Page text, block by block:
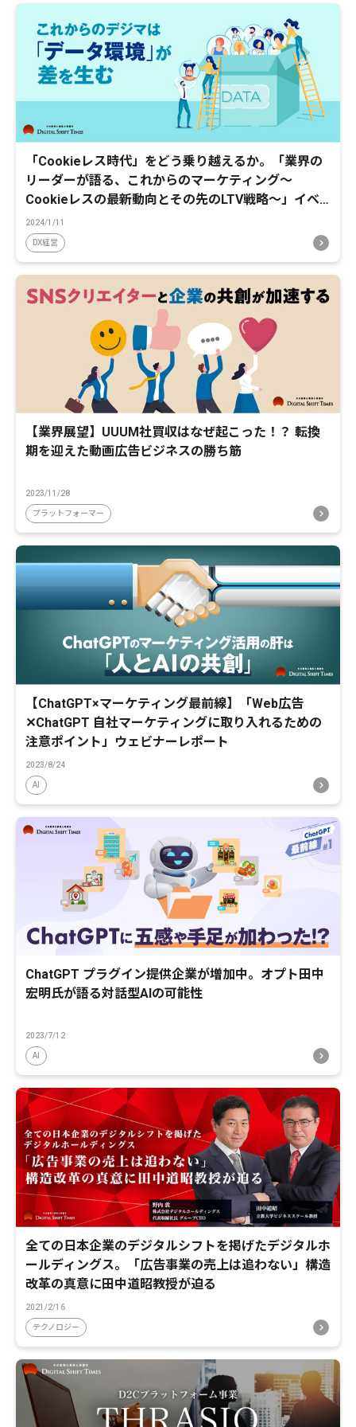
「Cookieレス時代」をどう乗り越えるか。「業界の
リーダーが語る、これからのマーケティング～
Cookieレスの最新動向とその先のLTV戦略～」イベ
ントレポート
2024/1/11
DX経営
【業界展望】UUUM社買収はなぜ起こった！？ 転換
期を迎えた動画広告ビジネスの勝ち筋
2023/11/28
プラットフォーマー
【ChatGPT×マーケティング最前線】「Web広告
✕ChatGPT 自社マーケティングに取り入れるための
注意ポイント」ウェビナーレポート
2023/8/24
AI
ChatGPT プラグイン提供企業が増加中。オプト田中
宏明氏が語る対話型AIの可能性
2023/7/12
AI
全ての日本企業のデジタルシフトを掲げたデジタルホ
ールディングス。「広告事業の売上は追わない」構造
改革の真意に田中道昭教授が迫る
2021/2/16
テクノロジー